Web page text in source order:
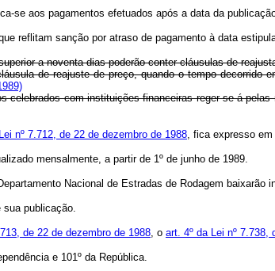
se aos pagamentos efetuados após a data da
reflitam sanção por atraso de pagamento à data
a noventa dias poderão conter cláusulas de
de reajuste de preço, quando o tempo
celebrados com instituições financeiras reger-se-á
Lei nº 7.712, de 22 de dezembro de 1988, fica expresso
mensalmente, a partir de 1º de junho de 1989.
Nacional de Estradas de Rodagem
sua publicação.
de 22 de dezembro de 1988, o art. 4º da Lei nº 7.738,
e 101º da República.